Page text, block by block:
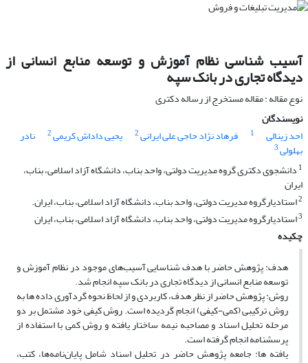
آسیب شناسی نظام آموزش و توسعه منابع انسانی از
دیدگاه تجاری در بانک سپه
نوع مقاله : مقاله مستخرج از رساله دکتری
نویسندگان
احد زینالی
1 فرهاد نژاد حاجی علی ایرانی2 یحیی داداش کریمی2 نادر
بهلولی3
1 دانشجوی دکتری گروه مدیریت دولتی، واحد بناب، دانشگاه آزاد اسلامی، بناب،
ایران
2استادیارگروه مدیریت دولتی، واحد بناب، دانشگاه آزاد اسلامی، بناب، ایران.
3استادیارگروه مدیریت دولتی، واحد بناب، دانشگاه آزاد اسلامی، بناب، ایران
چکیده
هدف: پژوهش حاضر با هدف شناسایی آسیب‌های موجود در نظام آموزش و
توسعه منابع انسانی از دیدگاه تجاری در بانک سپه انجام شد.
روش: پژوهش حاضر از نظر هدف، کاربردی و از لحاظ نحوه گردآوری داده ها به
روش ترکیبی (کمی-کیفی) انجام گردیده است. روش کیفی خود مشتمل بر دو
مرحله تحلیل اسناد و مصاحبه نیمه ساختار یافته و روش کمی با استفاده از
پرسشنامه انجام گرفته است.
یافته ها: جامعه پژوهش حاضر در تحلیل اسناد شامل پایان‌نامه‌ها، کتب،